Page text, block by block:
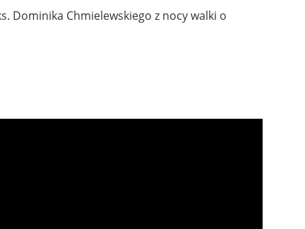
Dominika Chmielewskiego z nocy walki o